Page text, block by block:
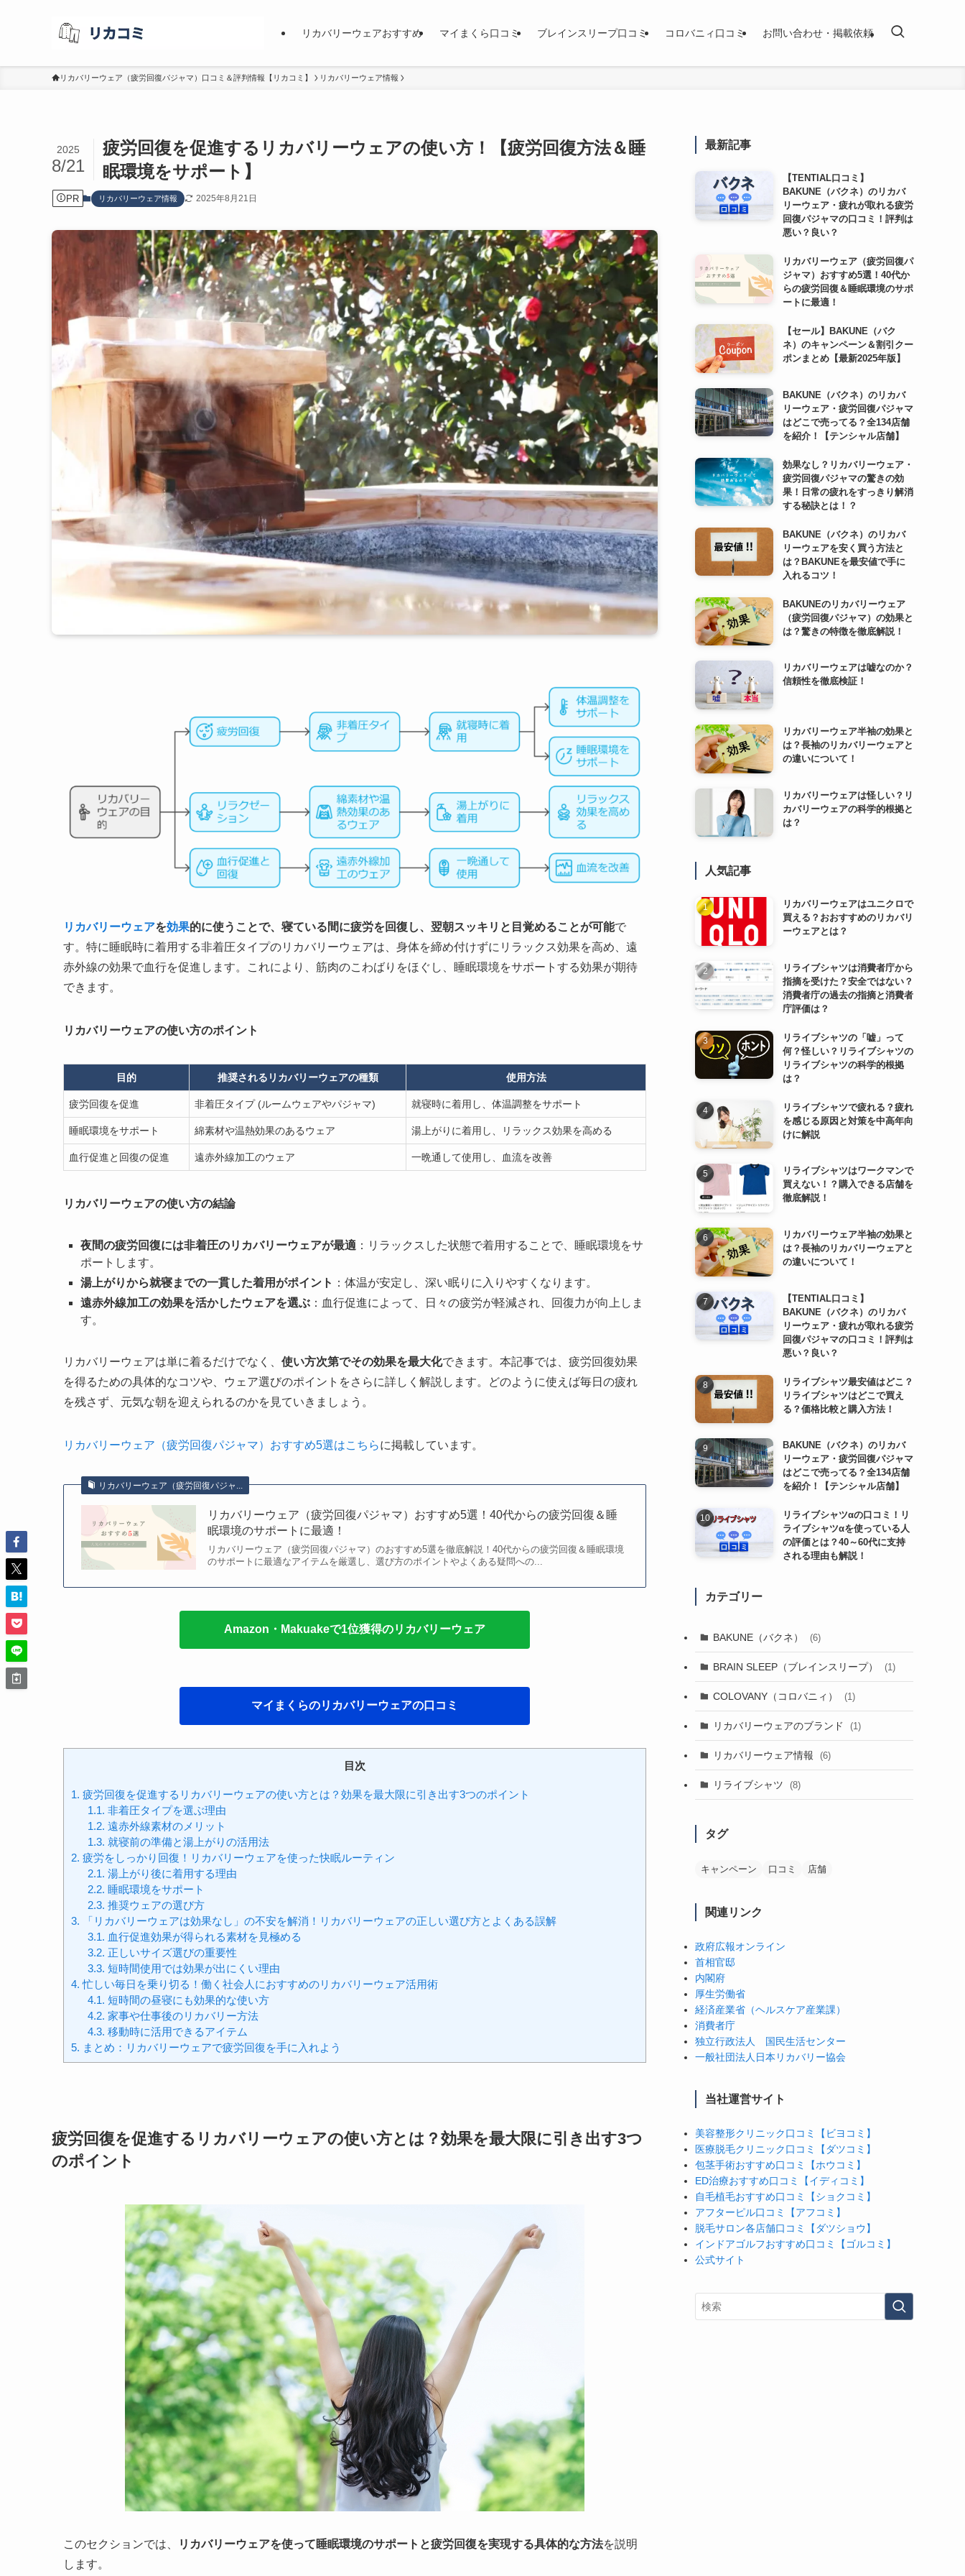
リカバリーウェアおすすめ マイまくら口コミ ブレインスリープ口コミ コロバニィ口コミ お問い合わせ・掲載依頼
リカバリーウェア（疲労回復パジャマ）口コミ＆評判情報【リカコミ】 リカバリーウェア情報
疲労回復を促進するリカバリーウェアの使い方！【疲労回復方法＆睡
眠環境をサポート】
2025
8/21
PR リカバリーウェア情報 2025年8月21日
リカバリーウェアを効果的に使うことで、寝ている間に疲労を回復し、翌朝スッキリと目覚めることが可能で
す。特に睡眠時に着用する非着圧タイプのリカバリーウェアは、身体を締め付けずにリラックス効果を高め、遠
赤外線の効果で血行を促進します。これにより、筋肉のこわばりをほぐし、睡眠環境をサポートする効果が期待
できます。
リカバリーウェアの使い方のポイント
目的 推奨されるリカバリーウェアの種類 使用方法
疲労回復を促進 非着圧タイプ (ルームウェアやパジャマ) 就寝時に着用し、体温調整をサポート
睡眠環境をサポート 綿素材や温熱効果のあるウェア 湯上がりに着用し、リラックス効果を高める
血行促進と回復の促進 遠赤外線加工のウェア 一晩通して使用し、血流を改善
リカバリーウェアの使い方の結論
夜間の疲労回復には非着圧のリカバリーウェアが最適 ：リラックスした状態で着用することで、睡眠環境をサ
ポートします。
湯上がりから就寝までの一貫した着用がポイント ：体温が安定し、深い眠りに入りやすくなります。
遠赤外線加工の効果を活かしたウェアを選ぶ ：血行促進によって、日々の疲労が軽減され、回復力が向上しま
す。
リカバリーウェアは単に着るだけでなく、 使い方次第でその効果を最大化できます。本記事では、疲労回復効果
を得るための具体的なコツや、ウェア選びのポイントをさらに詳しく解説します。どのように使えば毎日の疲れ
を残さず、元気な朝を迎えられるのかを見ていきましょう。
リカバリーウェア（疲労回復パジャマ）おすすめ5選はこちらに掲載しています。
リカバリーウェア（疲労回復パジャ...
リカバリーウェア（疲労回復パジャマ）おすすめ5選！40代からの疲労回復＆睡
眠環境のサポートに最適！
リカバリーウェア（疲労回復パジャマ）のおすすめ5選を徹底解説！40代からの疲労回復＆睡眠環境
のサポートに最適なアイテムを厳選し、選び方のポイントやよくある疑問への...
Amazon・Makuakeで1位獲得のリカバリーウェア
マイまくらのリカバリーウェアの口コミ
目次
1. 疲労回復を促進するリカバリーウェアの使い方とは？効果を最大限に引き出す3つのポイント
1.1. 非着圧タイプを選ぶ理由
1.2. 遠赤外線素材のメリット
1.3. 就寝前の準備と湯上がりの活用法
2. 疲労をしっかり回復！リカバリーウェアを使った快眠ルーティン
2.1. 湯上がり後に着用する理由
2.2. 睡眠環境をサポート
2.3. 推奨ウェアの選び方
3. 「リカバリーウェアは効果なし」の不安を解消！リカバリーウェアの正しい選び方とよくある誤解
3.1. 血行促進効果が得られる素材を見極める
3.2. 正しいサイズ選びの重要性
3.3. 短時間使用では効果が出にくい理由
4. 忙しい毎日を乗り切る！働く社会人におすすめのリカバリーウェア活用術
4.1. 短時間の昼寝にも効果的な使い方
4.2. 家事や仕事後のリカバリー方法
4.3. 移動時に活用できるアイテム
5. まとめ：リカバリーウェアで疲労回復を手に入れよう
疲労回復を促進するリカバリーウェアの使い方とは？効果を最大限に引き出す3つ
のポイント
このセクションでは、 リカバリーウェアを使って睡眠環境のサポートと疲労回復を実現する具体的な方法を説明
します。
最新記事
【TENTIAL口コミ】
BAKUNE（バクネ）のリカバ
リーウェア・疲れが取れる疲労
回復パジャマの口コミ！評判は
悪い？良い？
リカバリーウェア（疲労回復パ
ジャマ）おすすめ5選！40代か
らの疲労回復＆睡眠環境のサポ
ートに最適！
【セール】BAKUNE（バク
ネ）のキャンペーン＆割引クー
ポンまとめ【最新2025年版】
BAKUNE（バクネ）のリカバ
リーウェア・疲労回復パジャマ
はどこで売ってる？全134店舗
を紹介！【テンシャル店舗】
効果なし？リカバリーウェア・
疲労回復パジャマの驚きの効
果！日常の疲れをすっきり解消
する秘訣とは！？
BAKUNE（バクネ）のリカバ
リーウェアを安く買う方法と
は？BAKUNEを最安値で手に
入れるコツ！
BAKUNEのリカバリーウェア
（疲労回復パジャマ）の効果と
は？驚きの特徴を徹底解説！
リカバリーウェアは嘘なのか？
信頼性を徹底検証！
リカバリーウェア半袖の効果と
は？長袖のリカバリーウェアと
の違いについて！
リカバリーウェアは怪しい？リ
カバリーウェアの科学的根拠と
は？
人気記事
リカバリーウェアはユニクロで
買える？おおすすめのリカバリ
ーウェアとは？
リライブシャツは消費者庁から
指摘を受けた？安全ではない？
消費者庁の過去の指摘と消費者
庁評価は？
リライブシャツの「嘘」って
何？怪しい？リライブシャツの
リライブシャツの科学的根拠
は？
リライブシャツで疲れる？疲れ
を感じる原因と対策を中高年向
けに解説
リライブシャツはワークマンで
買えない！？購入できる店舗を
徹底解説！
リカバリーウェア半袖の効果と
は？長袖のリカバリーウェアと
の違いについて！
【TENTIAL口コミ】
BAKUNE（バクネ）のリカバ
リーウェア・疲れが取れる疲労
回復パジャマの口コミ！評判は
悪い？良い？
リライブシャツ最安値はどこ？
リライブシャツはどこで買え
る？価格比較と購入方法！
BAKUNE（バクネ）のリカバ
リーウェア・疲労回復パジャマ
はどこで売ってる？全134店舗
を紹介！【テンシャル店舗】
リライブシャツαの口コミ！リ
ライブシャツαを使っている人
の評価とは？40～60代に支持
される理由も解説！
カテゴリー
BAKUNE（バクネ） (6)
BRAIN SLEEP（ブレインスリープ） (1)
COLOVANY（コロバニィ） (1)
リカバリーウェアのブランド (1)
リカバリーウェア情報 (6)
リライブシャツ (8)
タグ
キャンペーン 口コミ 店舗
関連リンク
政府広報オンライン
首相官邸
内閣府
厚生労働省
経済産業省（ヘルスケア産業課）
消費者庁
独立行政法人 国民生活センター
一般社団法人日本リカバリー協会
当社運営サイト
美容整形クリニック口コミ【ビヨコミ】
医療脱毛クリニック口コミ【ダツコミ】
包茎手術おすすめ口コミ【ホウコミ】
ED治療おすすめ口コミ【イディコミ】
自毛植毛おすすめ口コミ【ショクコミ】
アフターピル口コミ【アフコミ】
脱毛サロン各店舗口コミ【ダツショウ】
インドアゴルフおすすめ口コミ【ゴルコミ】
公式サイト